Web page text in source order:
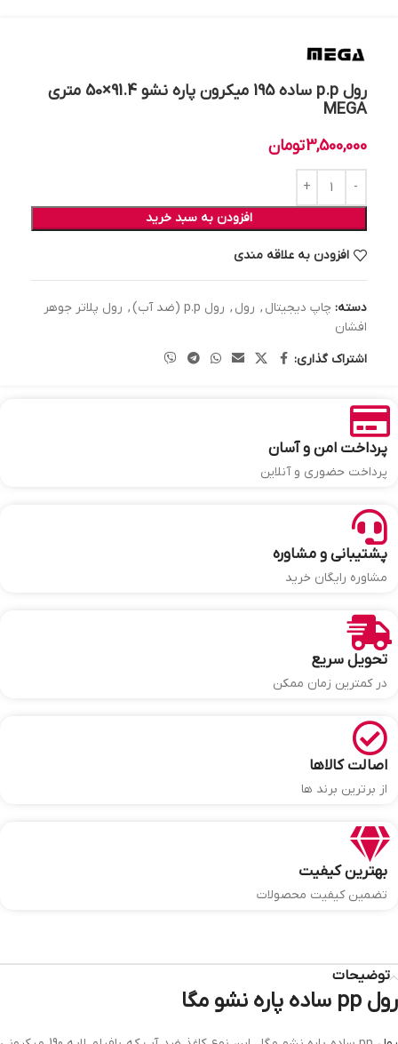
رول p.p ساده 195 میکرون پاره نشو 91.4×50 متری
MEGA
3,500,000تومان
افزودن به سبد خرید
افزودن به علاقه مندی
دسته: چاپ دیجیتال , رول , رول p.p (ضد آب) , رول پلاتر جوهر
افشان
اشتراک گذاری:
پرداخت امن و آسان
پرداخت حضوری و آنلاین
پشتیبانی و مشاوره
مشاوره رایگان خرید
تحویل سریع
در کمترین زمان ممکن
اصالت کالاها
از برترین برند ها
بهترین کیفیت
تضمین کیفیت محصولات
توضیحات
رول pp ساده پاره نشو مگا